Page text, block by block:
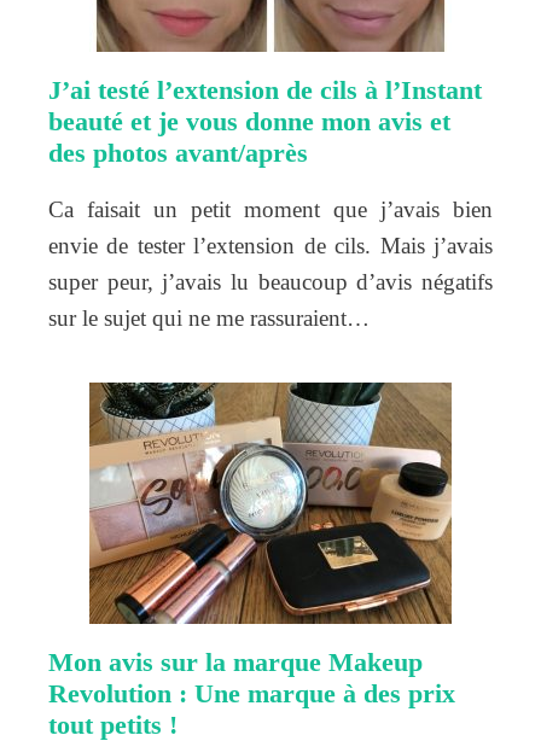
J’ai testé l’extension de cils à l’Instant
beauté et je vous donne mon avis et
des photos avant/après
Ca faisait un petit moment que j’avais bien
envie de tester l’extension de cils. Mais j’avais
super peur, j’avais lu beaucoup d’avis négatifs
sur le sujet qui ne me rassuraient…
Mon avis sur la marque Makeup
Revolution : Une marque à des prix
tout petits !